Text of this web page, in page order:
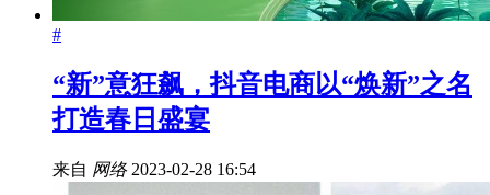
#
“新”意狂飙，抖音电商以“焕新”之名
打造春日盛宴
来自 网络 2023-02-28 16:54